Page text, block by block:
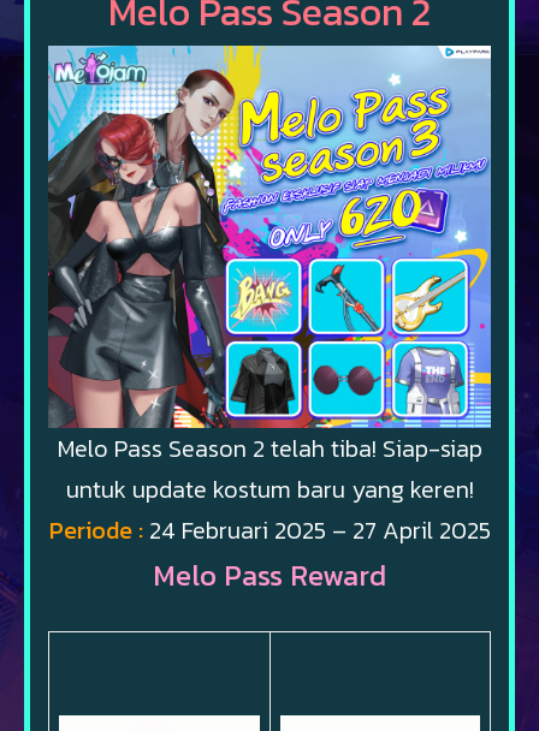
Melo Pass Season 2
Melo Pass Season 2 telah tiba! Siap-siap
untuk update kostum baru yang keren!
Periode : 24 Februari 2025 – 27 April 2025
Melo Pass Reward